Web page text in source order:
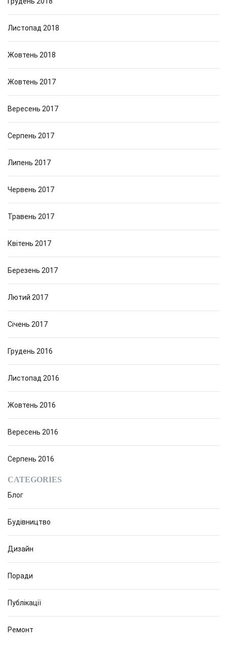
Листопад 2018
Жовтень 2018
Жовтень 2017
Вересень 2017
Серпень 2017
Липень 2017
Червень 2017
Травень 2017
Квітень 2017
Березень 2017
Лютий 2017
Січень 2017
Грудень 2016
Листопад 2016
Жовтень 2016
Вересень 2016
Серпень 2016
CATEGORIES
Блог
Будівництво
Дизайн
Поради
Публікації
Ремонт